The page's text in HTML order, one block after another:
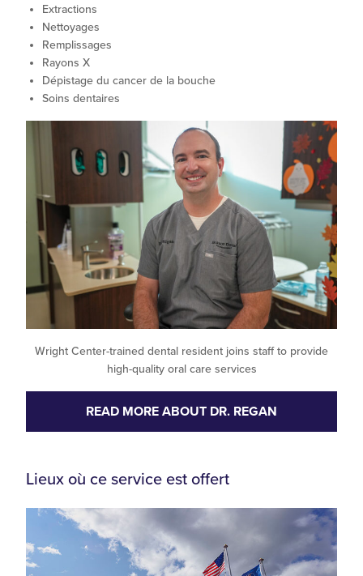
Extractions
Nettoyages
Remplissages
Rayons X
Dépistage du cancer de la bouche
Soins dentaires
Wright Center-trained dental resident joins staff to provide
high-quality oral care services
READ MORE ABOUT DR. REGAN
Lieux où ce service est offert